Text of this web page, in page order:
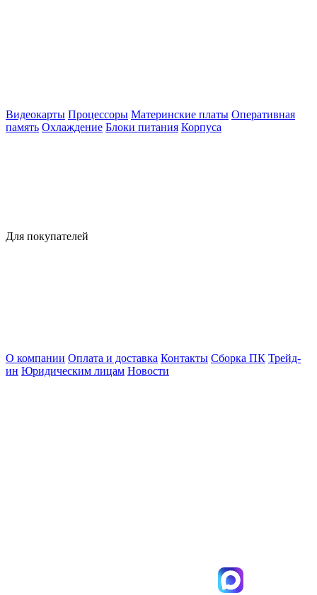
Видеокарты Процессоры Материнские платы Оперативная
память Охлаждение Блоки питания Корпуса
Для покупателей
О компании Оплата и доставка Контакты Сборка ПК Трейд-
ин Юридическим лицам Новости